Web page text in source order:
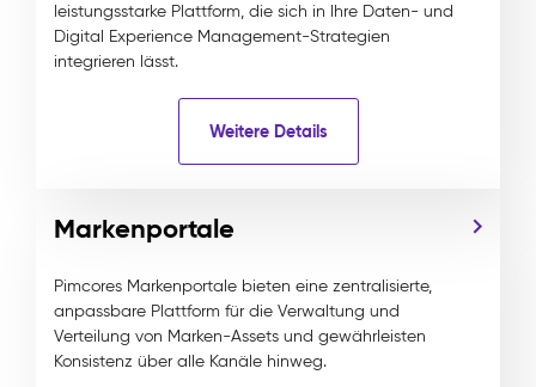
leistungsstarke Plattform, die sich in Ihre Daten- und
Digital Experience Management-Strategien
integrieren lässt.
Weitere Details
Markenportale
Pimcores Markenportale bieten eine zentralisierte,
anpassbare Plattform für die Verwaltung und
Verteilung von Marken-Assets und gewährleisten
Konsistenz über alle Kanäle hinweg.